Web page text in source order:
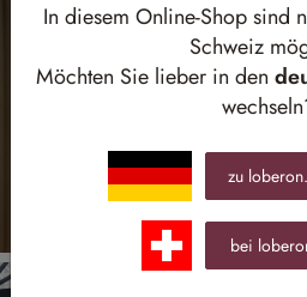
In diesem Online-Shop sind
Schweiz
Möchten Sie lieber in den
zu loberon.
bei